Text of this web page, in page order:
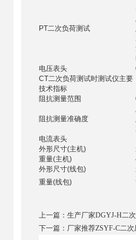
PT二次负荷测试
电压表头
CT二次负荷测试时测试仪主要
技术指标
阻抗测量范围
阻抗测量准确度
电流表头
外形尺寸(主机)
重量(主机)
外形尺寸(线包)
重量(线包)
上一篇： 生产厂家DGYJ-H二
下一篇： 厂家推荐ZSYF-C二